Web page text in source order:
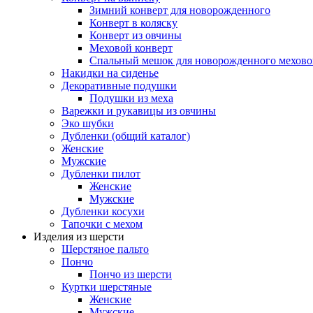
Зимний конверт для новорожденного
Конверт в коляску
Конверт из овчины
Меховой конверт
Спальный мешок для новорожденного
Накидки на сиденье
Декоративные подушки
Подушки из меха
Варежки и рукавицы из овчины
Эко шубки
Дубленки (общий каталог)
Женские
Мужские
Дубленки пилот
Женские
Мужские
Дубленки косухи
Тапочки с мехом
Изделия из шерсти
Шерстяное пальто
Пончо
Пончо из шерсти
Куртки шерстяные
Женские